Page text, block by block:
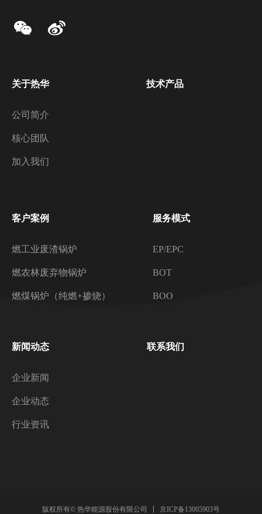
关于热华
公司简介
核心团队
加入我们
技术产品
客户案例
燃工业废渣锅炉
燃农林废弃物锅炉
燃煤锅炉（纯燃+掺烧）
服务模式
EP/EPC
BOT
BOO
新闻动态
企业新闻
企业动态
行业资讯
联系我们
标签2 标签2
版权所有© 热华能源股份有限公司 京ICP备13005903号